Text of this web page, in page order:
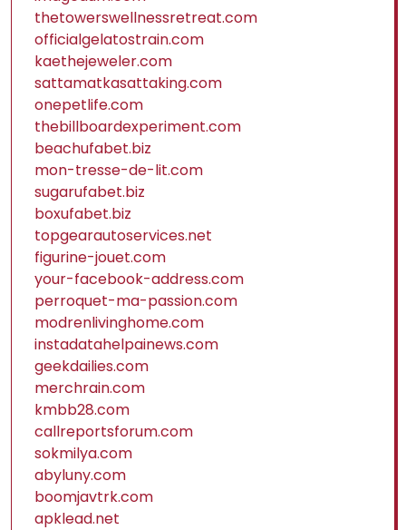
thetowerswellnessretreat.com
officialgelatostrain.com
kaethejeweler.com
sattamatkasattaking.com
onepetlife.com
thebillboardexperiment.com
beachufabet.biz
mon-tresse-de-lit.com
sugarufabet.biz
boxufabet.biz
topgearautoservices.net
figurine-jouet.com
your-facebook-address.com
perroquet-ma-passion.com
modrenlivinghome.com
instadatahelpainews.com
geekdailies.com
merchrain.com
kmbb28.com
callreportsforum.com
sokmilya.com
abyluny.com
boomjavtrk.com
apklead.net